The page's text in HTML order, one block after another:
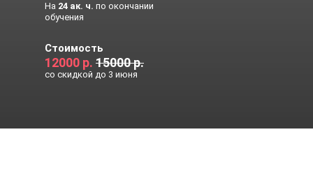
На 24 ак. ч. по окончании
обучения
Стоимость
12000 р. 15000 р.
со скидкой до 3 июня